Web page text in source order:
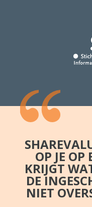
OP JE OP
KRIJGT
DE
NIET